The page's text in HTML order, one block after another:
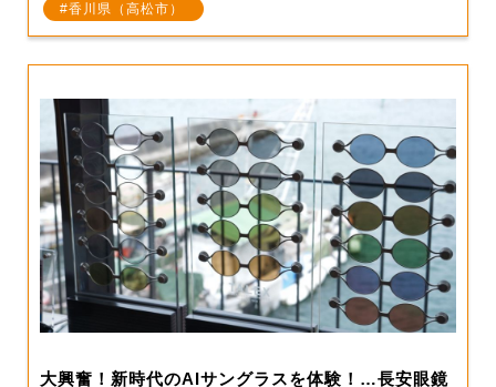
香川県（高松市）
大興奮！新時代のAIサングラスを体験！…長安眼鏡